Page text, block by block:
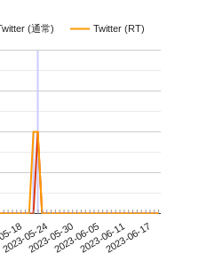
(通常) Twitter (RT)
18
2023-05-242023-05-302023-06-052023-06-112023-06-17